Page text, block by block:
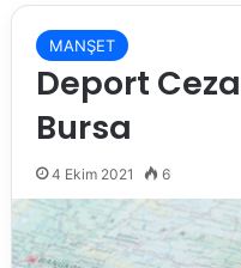
MANŞET
Deport
Bursa
4 Ekim 2021 6